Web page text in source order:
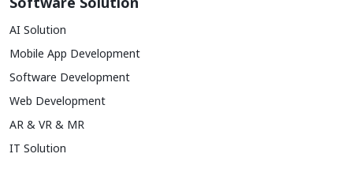
AI Solution
Mobile App Development
Software Development
Web Development
AR & VR & MR
IT Solution